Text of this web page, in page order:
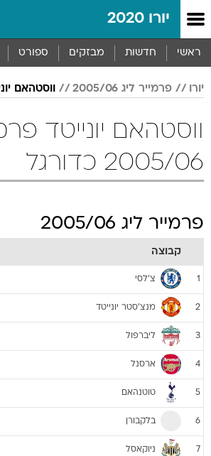
יורו 2020
ראשי חדשות מבזקים ספורט
יורו פרמייר ליג 2005/06 ווסטהאם
ווסטהאם יונייטד
2005/06 כדורגל
פרמייר ליג 2005/06
קבוצה
1 צ'לסי
2 מנצ'סטר יונייטד
3 ליברפול
4 ארסנל
5 טוטנהאם
6 בלקבורן
7 ניוקאסל